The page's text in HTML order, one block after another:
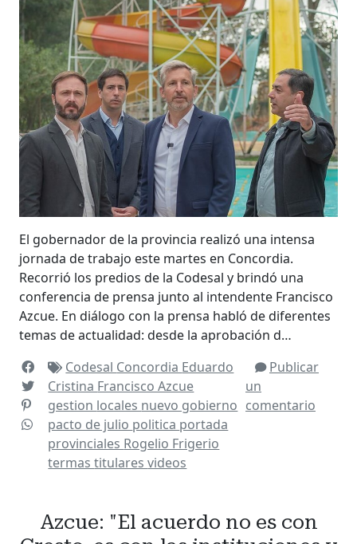
El gobernador de la provincia realizó una intensa
jornada de trabajo este martes en Concordia.
Recorrió los predios de la Codesal y brindó una
conferencia de prensa junto al intendente Francisco
Azcue. En diálogo con la prensa habló de diferentes
temas de actualidad: desde la aprobación d…
Codesal Concordia Eduardo
Cristina Francisco Azcue
gestion locales nuevo gobierno
pacto de julio politica portada
provinciales Rogelio Frigerio
termastitularesvideos
Publicar
un
comentario
Azcue: "El acuerdo no es con